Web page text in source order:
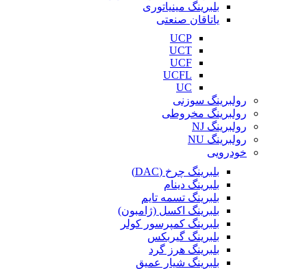
بلبرینگ مینیاتوری
یاتاقان صنعتی
UCP
UCT
UCF
UCFL
UC
رولبرینگ سوزنی
رولبرینگ مخروطی
رولبرینگ NJ
رولبرینگ NU
خودرویی
بلبرینگ چرخ (DAC)
بلبرینگ دینام
بلبرینگ تسمه تایم
بلبرینگ اکسل (ژامبون)
بلبرینگ کمپرسور کولر
بلبرینگ گیربکس
بلبرینگ هرز گرد
بلبرینگ شیار عمیق